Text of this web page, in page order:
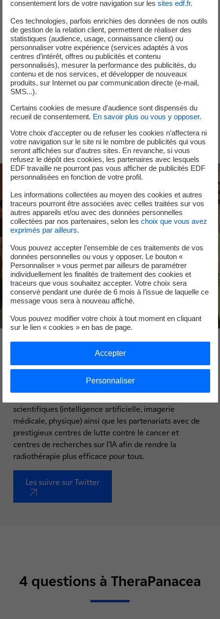
intercontinental.
Un petit mot sur les cookies
Vous n'avez pas accepté les cookies Youtube.
Nous respectons votre choix en masquant le contenu.
Si vous changez d'avis, il vous suffit de cliquer sur le bouton «
Les membres de la cosmopolite équipe TheraPanacea,
scientifiques (intelligence artificielle, imagerie
médicale, physique) ainsi que les partenariats avec de
prestigieux centres de lutte contre le cancer et
centres de recherches sur l’IA afin de rendre la
radiothérapie plus efficace pour tous.
Les suivre sur Twitter
nouvel onglet
4 questions à TheraPanacea
consentement lors de votre navigation sur les sites edf.fr.
Ces technologies, parfois enrichies des données de nos outils
de gestion de la relation client, permettent de réaliser des
statistiques (audience, usage, connaissance client) ou
personnaliser votre expérience (services adaptés à vos
centres d’intérêt, offres ou publicités et contenu
personnalisés), mesurer la performance des publicités, du
contenu et de nos services, et développer de nouveaux
produits, sur Internet ou par communication directe (e-mail,
SMS...).
Certains cookies de mesure d'audience sont dispensés du
recueil de consentement. En savoir plus ou vous y opposer.
Votre choix d’accepter ou de refuser les cookies n’affectera ni
votre navigation sur le site ni le nombre de publicités qui vous
seront affichées sur d’autres sites. En revanche, si vous
refusez le dépôt des cookies, les partenaires avec lesquels
EDF travaille ne pourront pas vous afficher de publicités EDF
personnalisées en fonction de votre profil.
Les informations collectées au moyen des cookies et autres
traceurs pourront être associées avec celles traitées sur vos
autres appareils et/ou avec des données personnelles
collectées par nos partenaires, selon les choix que vous avez
exprimés par ailleurs.
Vous pouvez accepter l’ensemble de ces traitements de vos
données personnelles ou vous y opposer. Le bouton «
Personnaliser » vous permet par ailleurs de paramétrer
individuellement les finalités de traitement des cookies et
traceurs que vous souhaitez accepter. Votre choix sera
conservé pendant une durée de 6 mois à l’issue de laquelle ce
message vous sera à nouveau affiché.
Vous pouvez modifier votre choix à tout moment en cliquant
sur le lien « cookies » en bas de page.
Personnaliser
Accepter